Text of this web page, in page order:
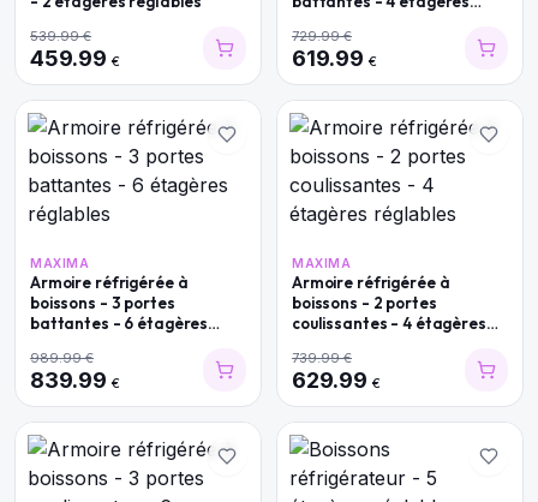
539.99€
459.99 €
729.99€
619.99 €
MAXIMA
Armoire réfrigérée à
boissons - 3 portes
battantes - 6 étagères
989.99€
839.99 €
MAXIMA
Armoire réfrigérée à
boissons - 2 portes
coulissantes - 4 étagères
739.99€
629.99 €